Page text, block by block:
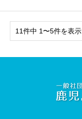
11件中 1〜5件を表示